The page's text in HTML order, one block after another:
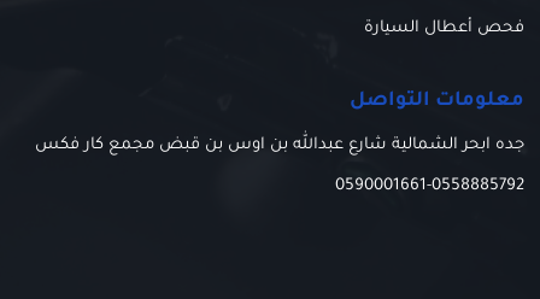
فحص أعطال السيارة
معلومات التواصل
جده ابحر الشمالية شارع عبدالله بن اوس بن قبض مجمع كار فكس
0558885792
-
0590001661